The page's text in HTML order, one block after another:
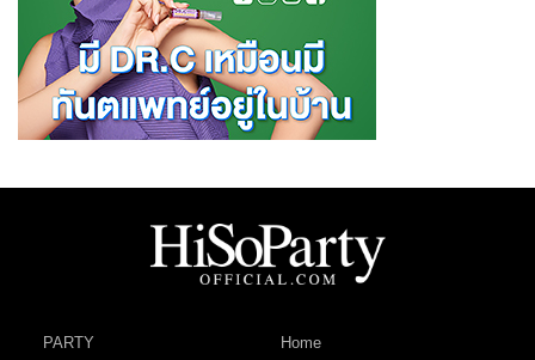
PARTY Home